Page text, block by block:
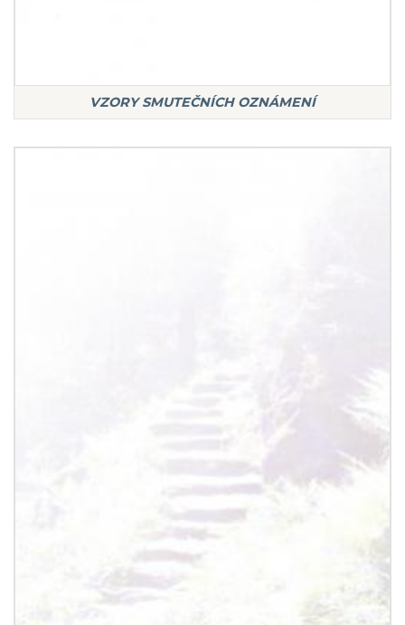
VZORY SMUTEČNÍCH OZNÁMENÍ